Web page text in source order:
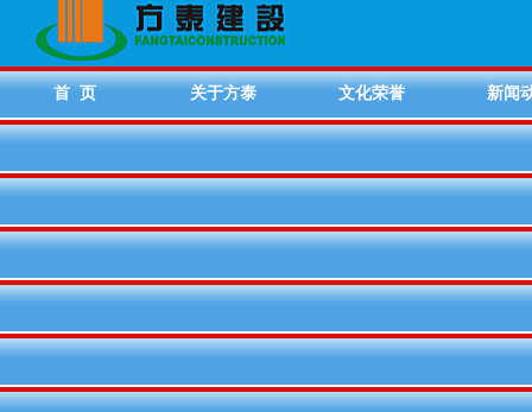
首 页 关于方泰 文化荣誉 新闻